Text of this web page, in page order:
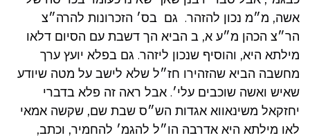
אשה, מ״מ נכון להזהר. גם בס׳ הזכרונות להרה״צ
הר״צ הכהן מ״ע א, ב הביא הך דשבת עם הסיום דלאו
מילתא היא, והוסיף שנכון ליזהר. גם בפלא יועץ ערך
מחשבה הביא שהזהירו חז״ל שלא לישב על מטה שיודע
שאיש ואשה שוכבים עלי׳. אבל ראה זה פלא בדברי
יחזקאל משינאווא אגדות הש״ס שבת שם, שקשה אמאי
לאו מילתא היא אדרבה הו״ל להגמ׳ להחמיר, וכתב,